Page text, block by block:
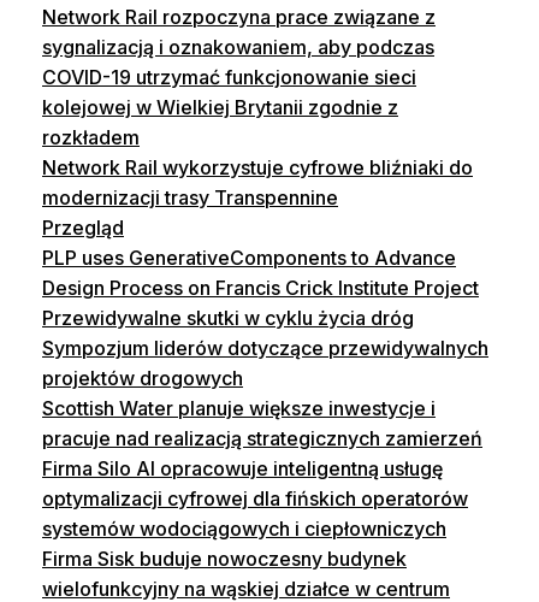
Network Rail rozpoczyna prace związane z
sygnalizacją i oznakowaniem, aby podczas
COVID-19 utrzymać funkcjonowanie sieci
kolejowej w Wielkiej Brytanii zgodnie z
rozkładem
Network Rail wykorzystuje cyfrowe bliźniaki do
modernizacji trasy Transpennine
Przegląd
PLP uses GenerativeComponents to Advance
Design Process on Francis Crick Institute Project
Przewidywalne skutki w cyklu życia dróg
Sympozjum liderów dotyczące przewidywalnych
projektów drogowych
Scottish Water planuje większe inwestycje i
pracuje nad realizacją strategicznych zamierzeń
Firma Silo AI opracowuje inteligentną usługę
optymalizacji cyfrowej dla fińskich operatorów
systemów wodociągowych i ciepłowniczych
Firma Sisk buduje nowoczesny budynek
wielofunkcyjny na wąskiej działce w centrum